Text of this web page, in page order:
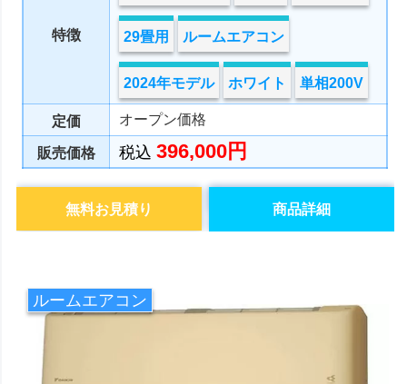
特徴 29畳用 ルームエアコン
2024年モデル ホワイト 単相200V
定価 オープン価格
販売価格 税込396,000円
商品詳細
無料お見積り
ルームエアコン